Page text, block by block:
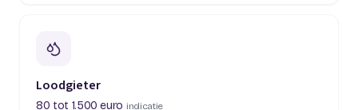
Loodgieter
80 tot 1.500 euro indicatie